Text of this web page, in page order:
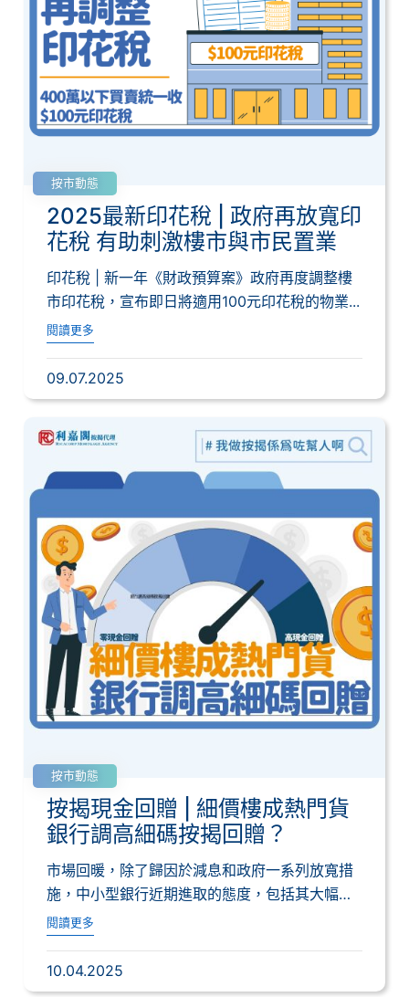
按市動態
2025最新印花稅 | 政府再放寬印
花稅 有助刺激樓市與市民置業
印花稅 | 新一年《財政預算案》政府再度調整樓
市印花稅，宣布即日將適用100元印花稅的物業...
閱讀更多
09.07.2025
按市動態
按揭現金回贈 | 細價樓成熱門貨
銀行調高細碼按揭回贈？
市場回暖，除了歸因於減息和政府一系列放寬措
施，中小型銀行近期進取的態度，包括其大幅調
高按揭...
閱讀更多
10.04.2025